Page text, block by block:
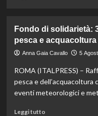
Rinfresca
la
tua
il
menù
ideale
Fondo di solidarietà:
pesca e
Anna Gaia Cavallo 5
ROMA (ITALPRESS) –
pesca e dell’acquacoltura
eventi meteorologici e
Leggi tuttoLeggi